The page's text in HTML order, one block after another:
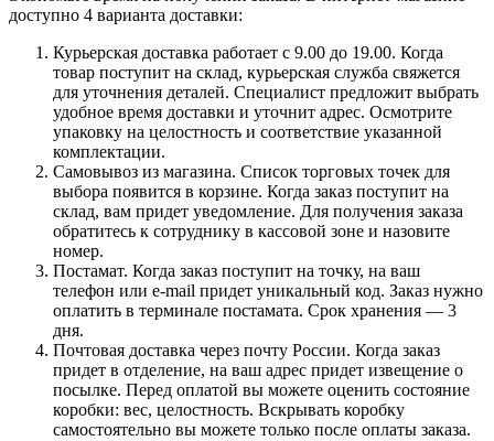
доступно 4 варианта доставки:
Курьерская доставка работает с 9.00 до 19.00. Когда
товар поступит на склад, курьерская служба свяжется
для уточнения деталей. Специалист предложит выбрать
удобное время доставки и уточнит адрес. Осмотрите
упаковку на целостность и соответствие указанной
комплектации.
Самовывоз из магазина. Список торговых точек для
выбора появится в корзине. Когда заказ поступит на
склад, вам придет уведомление. Для получения заказа
обратитесь к сотруднику в кассовой зоне и назовите
номер.
Постамат. Когда заказ поступит на точку, на ваш
телефон или e-mail придет уникальный код. Заказ нужно
оплатить в терминале постамата. Срок хранения — 3
дня.
Почтовая доставка через почту России. Когда заказ
придет в отделение, на ваш адрес придет извещение о
посылке. Перед оплатой вы можете оценить состояние
коробки: вес, целостность. Вскрывать коробку
самостоятельно вы можете только после оплаты заказа.